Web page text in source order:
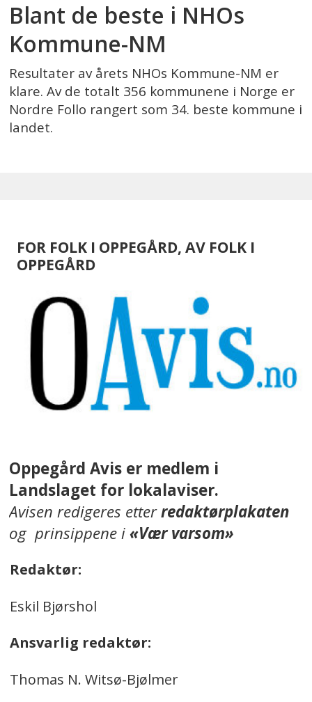
Blant de beste i NHOs
Kommune-NM
Resultater av årets NHOs Kommune-NM er
klare. Av de totalt 356 kommunene i Norge er
Nordre Follo rangert som 34. beste kommune i
landet.
FOR FOLK I OPPEGÅRD, AV FOLK I
OPPEGÅRD
Oppegård Avis er medlem i
Landslaget for lokalaviser.
Avisen redigeres etterredaktørplakaten
og prinsippene i«Vær varsom»
Redaktør:
Eskil Bjørshol
Ansvarlig redaktør:
Thomas N. Witsø-Bjølmer